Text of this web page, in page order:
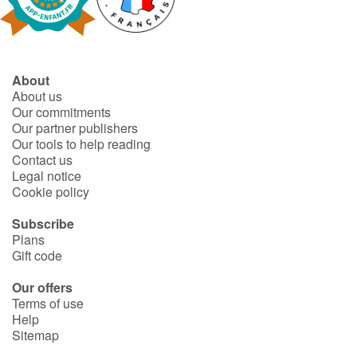
Fable, myth, literature and poetry
Ogres, monsters and witches
Heroines and Heroes
Ecology, nature, seasons
The animals
Travel, epic, investigation, adventure
Around the world
Learning
About
About us
Our commitments
Our partner publishers
Our tools to help reading
Contact us
Legal notice
Cookie policy
Subscribe
Plans
Gift code
Our offers
Terms of use
Help
Sitemap